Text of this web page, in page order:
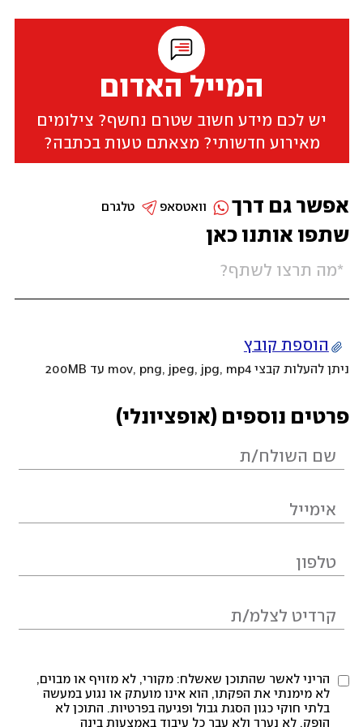
המייל האדום
יש לכם מידע חשוב שטרם נחשף? צילומים
מאירוע חדשותי? מצאתם טעות בכתבה?
שתפו אותנו כאן
הוספת קובץ
ניתן להעלות קבצי mov, png, jpeg, jpg, mp4 עד 200MB
פרטים נוספים (אופציונלי)
הריני לאשר שהתוכן שאשלח: מקורי, לא מזויף או מבוים,
לא מימנתי את הפקתו, הוא אינו מועתק או נגוע במעשה
בלתי חוקי כגון הסגת גבול ופגיעה בפרטיות. התוכן לא
הופק, לא נערך ולא עבר כל עיבוד באמצעות בינה
אפשר גם דרך טלגרם וואטסאפ